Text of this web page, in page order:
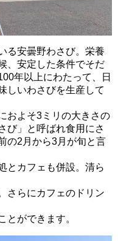
る安曇野わさび。栄養
、安定した条件でそだ
年以上にわたって、日
しいわさびを生産して
およそ3ミリの大きさの
び」と呼ばれ食用にさ
の2月から3月が旬と言
とカフェも併設。清ら
さらにカフェのドリン
とができます。